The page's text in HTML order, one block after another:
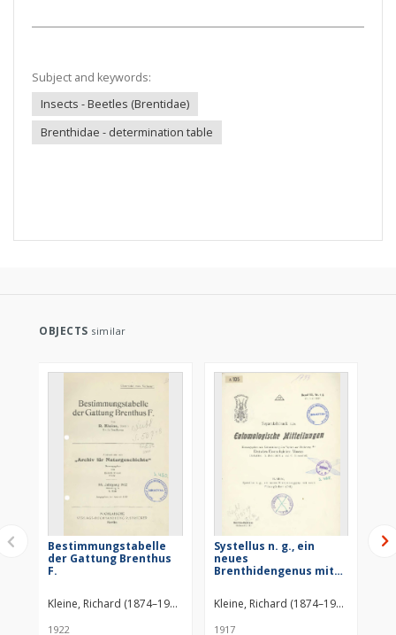
Subject and keywords:
Insects - Beetles (Brentidae)
Brenthidae - determination table
OBJECTS similar
Bestimmungstabelle
der Gattung Brenthus
F.
Kleine, Richard (1874–1948)
1922
Systellus n. g., ein
neues
Brenthidengenus mit
(Col.)
Kleine, Richard (1874–1948)
1917